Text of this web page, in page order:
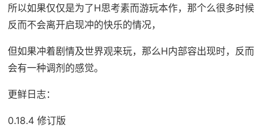
所以如果仅仅是为了H思考素而游玩本作，那个么很多时候
反而不会离开启现冲的快乐的情况，
但如果冲着剧情及世界观来玩，那么H内部容出现时，反而
会有一种调剂的感觉。
更鲜日志：
0.18.4 修订版